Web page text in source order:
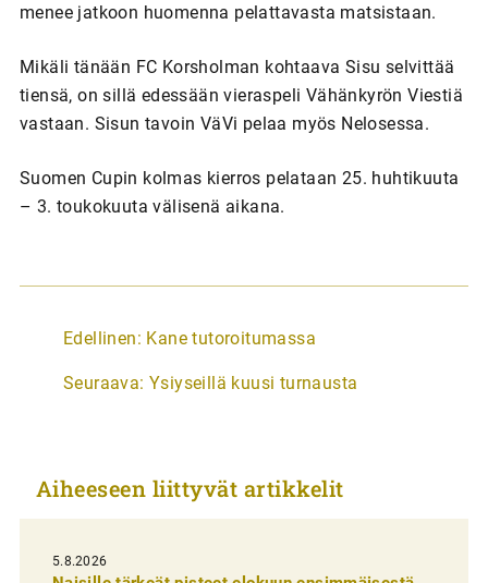
menee jatkoon huomenna pelattavasta matsistaan.
Mikäli tänään FC Korsholman kohtaava Sisu selvittää
tiensä, on sillä edessään vieraspeli Vähänkyrön Viestiä
vastaan. Sisun tavoin VäVi pelaa myös Nelosessa.
Suomen Cupin kolmas kierros pelataan 25. huhtikuuta
– 3. toukokuuta välisenä aikana.
A
t
k
e
l
Edellinen: Kane tutoroitumassa
Seuraava: Ysiyseillä kuusi turnausta
Aiheeseen liittyvät artikkelit
5.8.2026